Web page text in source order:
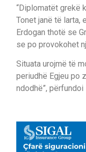
“Diplomatët grekë
Tonet janë të larta,
Erdogan thotë se
se po provokohet
Situata urojmë të
periudhë Egjeu po
ndodhë”, përfundoi